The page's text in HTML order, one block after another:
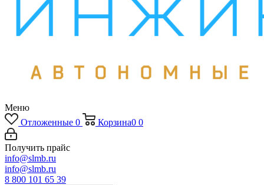
Меню
Отложенные 0 Корзина0 0
Получить прайс
info@slmb.ru
info@slmb.ru
8 800 101 65 39